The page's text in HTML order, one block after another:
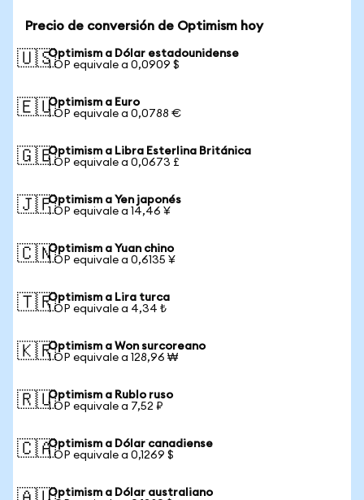
Precio de conversión de Optimism hoy
🇺🇸Optimism a Dólar estadounidense
1 OP equivale a 0,0909 $
🇪🇺Optimism a Euro
1 OP equivale a 0,0788 €
🇬🇧Optimism a Libra Esterlina Británica
1 OP equivale a 0,0673 £
🇯🇵Optimism a Yen japonés
1 OP equivale a 14,46 ¥
🇨🇳Optimism a Yuan chino
1 OP equivale a 0,6135 ¥
🇹🇷Optimism a Lira turca
1 OP equivale a 4,34 ₺
🇰🇷Optimism a Won surcoreano
1 OP equivale a 128,96 ₩
🇷🇺Optimism a Rublo ruso
1 OP equivale a 7,52 ₽
🇨🇦Optimism a Dólar canadiense
1 OP equivale a 0,1269 $
Optimism a Dólar australiano